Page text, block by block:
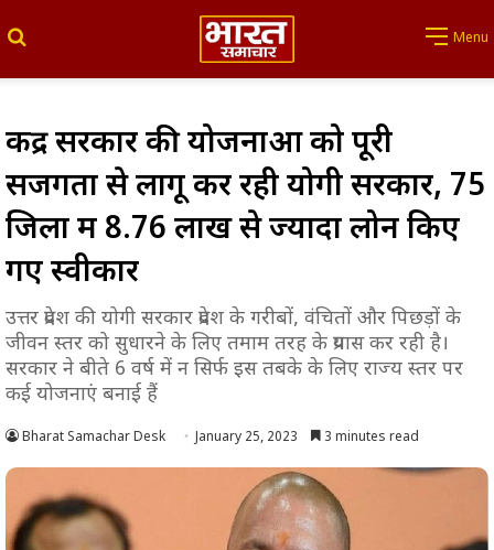
Menu
केंद्र सरकार की योजनाओं को पूरी
सजगता से लागू कर रही योगी सरकार, 75
जिलों में 8.76 लाख से ज्यादा लोन किए
गए स्वीकार
उत्तर प्रदेश की योगी सरकार प्रदेश के गरीबों, वंचितों और पिछड़ों के
जीवन स्तर को सुधारने के लिए तमाम तरह के प्रयास कर रही है।
सरकार ने बीते 6 वर्ष में न सिर्फ इस तबके के लिए राज्य स्तर पर
कई योजनाएं बनाई हैं
Bharat Samachar Desk January 25, 2023 3 minutes read